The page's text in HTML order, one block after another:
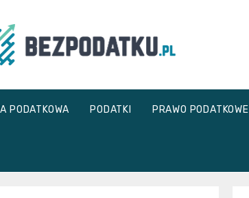
PODATKOWA PODATKI PRAWO PODATKOWE